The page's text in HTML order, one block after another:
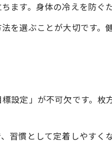
ずダイエットを楽しむコツ
わせたダイエット実践方法
宅ダイエットで近づく方法
立つ自宅ダイエットの秘訣
で実感できるダイエット
す。身体の冷えを防ぐ
を選ぶことが大切です
設定」が不可欠です。
習慣として定着しやす